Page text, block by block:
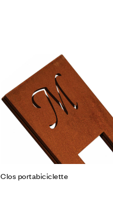
Aggiungi alla Lista desideri
Compare
Leggi tutto
Clos portabiciclette